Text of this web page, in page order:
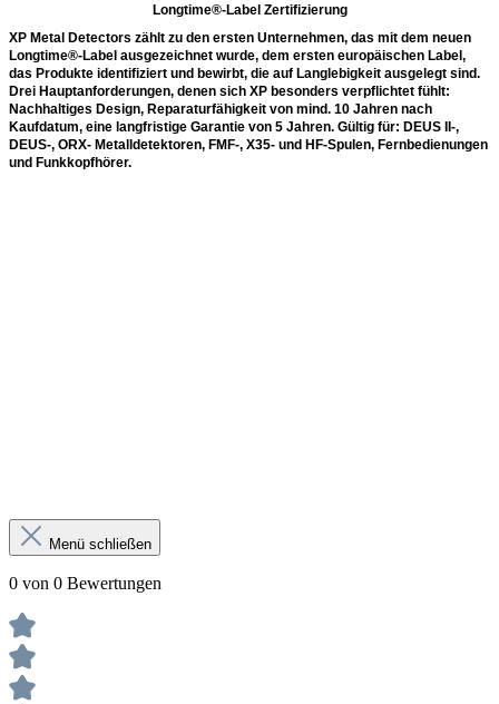
Longtime®-Label Zertifizierung
XP Metal Detectors zählt zu den ersten Unternehmen, das mit dem neuen
Longtime®-Label ausgezeichnet wurde, dem ersten europäischen Label,
das Produkte identifiziert und bewirbt, die auf Langlebigkeit ausgelegt sind.
Drei Hauptanforderungen, denen sich XP besonders verpflichtet fühlt:
Nachhaltiges Design, Reparaturfähigkeit von mind. 10 Jahren nach
Kaufdatum, eine langfristige Garantie von 5 Jahren. Gültig für: DEUS II-,
DEUS-, ORX- Metalldetektoren, FMF-, X35- und HF-Spulen, Fernbedienungen
und Funkkopfhörer.
Menü schließen
0 von 0 Bewertungen